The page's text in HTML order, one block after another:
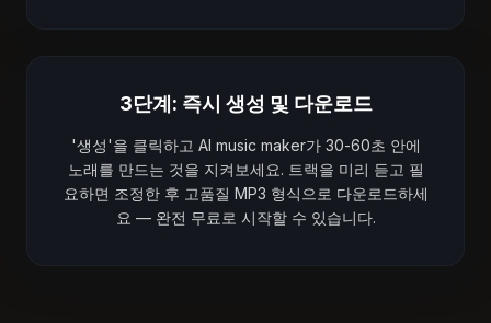
3단계: 즉시 생성 및 다운로드
'생성'을 클릭하고 AI music maker가 30-60초 안에
노래를 만드는 것을 지켜보세요. 트랙을 미리 듣고 필
요하면 조정한 후 고품질 MP3 형식으로 다운로드하세
요 — 완전 무료로 시작할 수 있습니다.